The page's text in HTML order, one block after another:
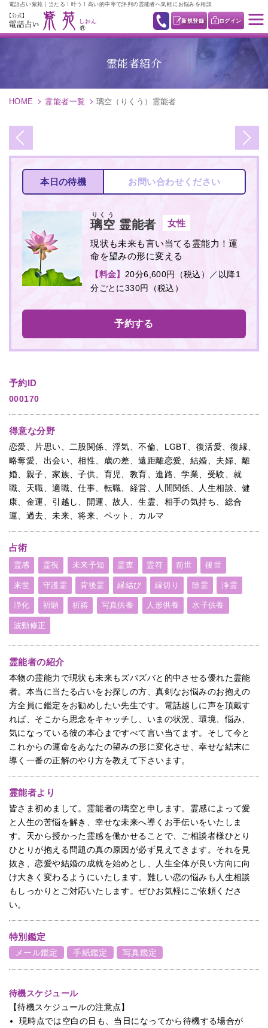
電話占い紫苑｜当たる！叶う！高い的中率で評判の霊能者へ気軽にお悩みを相談
新規登録 ログイン
霊能者紹介
HOME 霊能者一覧 璃空（りくう）霊能者
本日の待機 お問い合わせください
璃空
りくう
霊能者 女性
現状も未来も言い当てる霊能力！運
命を望みの形に変える
【料金】 20分6,600円（税込）／以降1
分ごとに330円（税込）
予約する
予約ID
000170
得意な分野
恋愛、片思い、二股関係、浮気、不倫、LGBT、復活愛、復縁、
略奪愛、出会い、相性、歳の差、遠距離恋愛、結婚、夫婦、離
婚、親子、家族、子供、育児、教育、進路、学業、受験、就
職、天職、適職、仕事、転職、経営、人間関係、人生相談、健
康、金運、引越し、開運、故人、生霊、相手の気持ち、総合
運、過去、未来、将来、ペット、カルマ
占術
霊感 霊視 未来予知 霊査 霊符 前世 後世
来世 守護霊 背後霊 縁結び 縁切り 除霊 浄霊
浄化 祈願 祈祷 写真供養 人形供養 水子供養
波動修正
霊能者の紹介
本物の霊能力で現状も未来もズバズバと的中させる優れた霊能
者。本当に当たる占いをお探しの方、真剣なお悩みのお抱えの
方全員に鑑定をお勧めしたい先生です。電話越しに声を頂戴す
れば、そこから思念をキャッチし、いまの状況、環境、悩み、
気になっている彼の本心まですべて言い当てます。そして今と
これからの運命をあなたの望みの形に変化させ、幸せな結末に
導く一番の正解のやり方を教えて下さいます。
霊能者より
皆さま初めまして。霊能者の璃空と申します。霊感によって愛
と人生の苦悩を解き、幸せな未来へ導くお手伝いをいたしま
す。天から授かった霊感を働かせることで、ご相談者様ひとり
ひとりが抱える問題の真の原因が必ず見えてきます。それを見
抜き、恋愛や結婚の成就を始めとし、人生全体が良い方向に向
け大きく変わるようにいたします。難しい恋の悩みも人生相談
もしっかりとご対応いたします。ぜひお気軽にご依頼くださ
い。
特別鑑定
メール鑑定 手紙鑑定 写真鑑定
待機スケジュール
【待機スケジュールの注意点】
現時点では空白の日も、当日になってから待機する場合が